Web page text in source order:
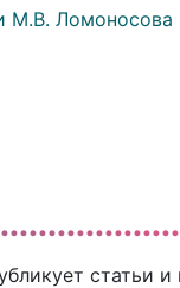
М.В. Ломоносова
статьи и